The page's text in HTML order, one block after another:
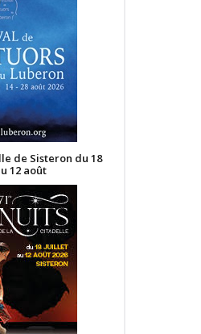
de Sisteron du 18
12 août